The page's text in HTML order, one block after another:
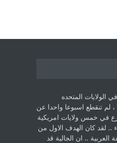
الولايات المتحده
الامريكية منذ عام 1993 ، لم ‏تنقطع اسبوعا واحدا عن
في خمس ولايات امريكية
..‏ لقد كان الهدف الاول من
العربية .. ان الجالية قد